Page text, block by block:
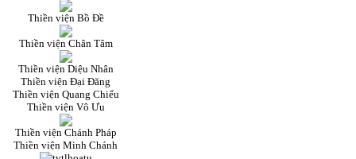
Thiền viện Bồ Đề
Thiền viện Chân Tâm
Thiền viện Diệu Nhân
Thiền viện Đại Đăng
Thiền viện Quang Chiếu
Thiền viện Vô Ưu
Thiền viện Chánh Pháp
Thiền viện Minh Chánh